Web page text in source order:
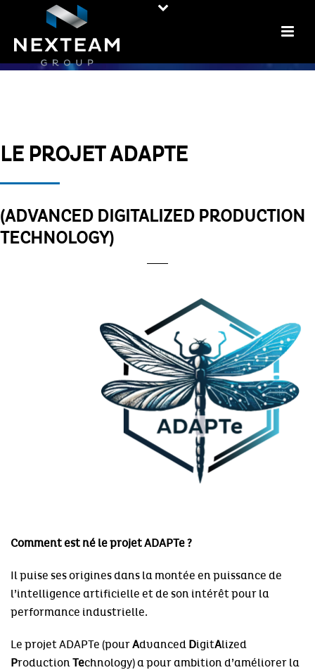
LE PROJET ADAPTE
(ADVANCED DIGITALIZED PRODUCTION
TECHNOLOGY)
Comment est né le projet ADAPTe ?
Il puise ses origines dans la montée en puissance de
l’intelligence artificielle et de son intérêt pour la
performance industrielle.
Le projet ADAPTe (pourAdvanced DigitAlized
Production Technology) a pour ambition d’améliorer la